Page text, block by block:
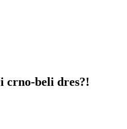
beli dres?!